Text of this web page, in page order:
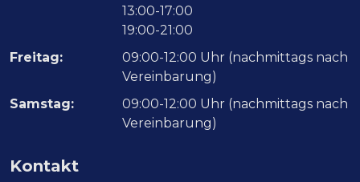
13:00-17:00
19:00-21:00
Freitag:
09:00-12:00 Uhr (nachmittags nach
Vereinbarung)
Samstag:
09:00-12:00 Uhr (nachmittags nach
Vereinbarung)
Kontakt